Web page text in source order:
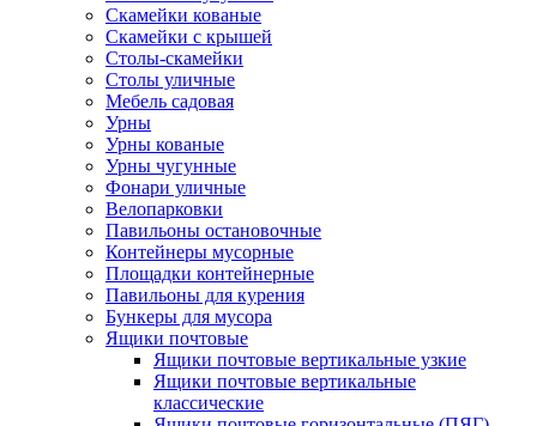
Скамейки кованые
Скамейки с крышей
Столы-скамейки
Столы уличные
Мебель садовая
Урны
Урны кованые
Урны чугунные
Фонари уличные
Велопарковки
Павильоны остановочные
Контейнеры мусорные
Площадки контейнерные
Павильоны для курения
Бункеры для мусора
Ящики почтовые
Ящики почтовые вертикальные узкие
Ящики почтовые вертикальные
классические